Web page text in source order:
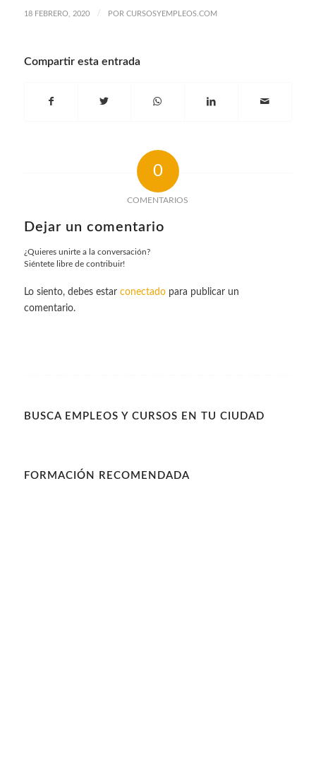
18 FEBRERO, 2020 / POR CURSOSYEMPLEOS.COM
Compartir esta entrada
0
COMENTARIOS
Dejar un comentario
¿Quieres unirte a la conversación?
Siéntete libre de contribuir!
Lo siento, debes estar conectadopara publicar un
comentario.
BUSCA EMPLEOS Y CURSOS EN TU CIUDAD
FORMACIÓN RECOMENDADA